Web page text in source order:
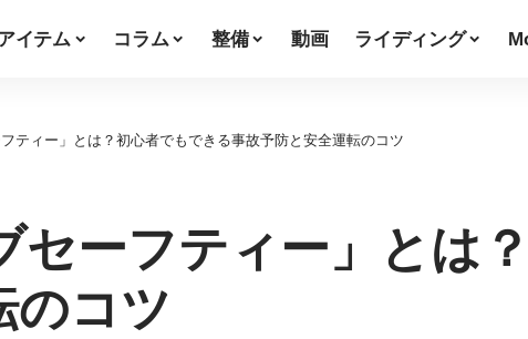
イテム コラム 整備 動画 ライディング
ティー」とは？初心者でもできる事故予防と安全運転のコツ
ーフティー」とは
のコツ